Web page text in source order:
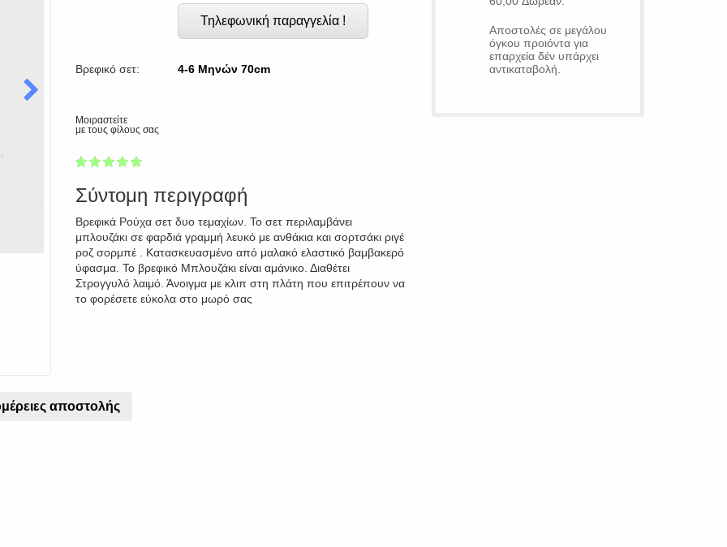
Τηλεφωνική παραγγελία !
Βρεφικό σετ: 4-6 Μηνών 70cm
Μοιραστείτε
με τους φίλους σας
1
2
3
4
5
Σύντομη περιγραφή
Βρεφικά Ρούχα σετ δυο τεμαχίων. Το σετ περιλαμβάνει
μπλουζάκι σε φαρδιά γραμμή λευκό με ανθάκια και σορτσάκι ριγέ
ροζ σορμπέ . Κατασκευασμένο από μαλακό ελαστικό βαμβακερό
ύφασμα. Το βρεφικό Μπλουζάκι είναι αμάνικο. Διαθέτει
Στρογγυλό λαιμό. Άνοιγμα με κλιπ στη πλάτη που επιτρέπουν να
το φορέσετε εύκολα στο μωρό σας
Αποστολές σε μεγάλου
όγκου προιόντα για
επαρχεία δέν υπάρχει
αντικαταβολή.
αποστολής